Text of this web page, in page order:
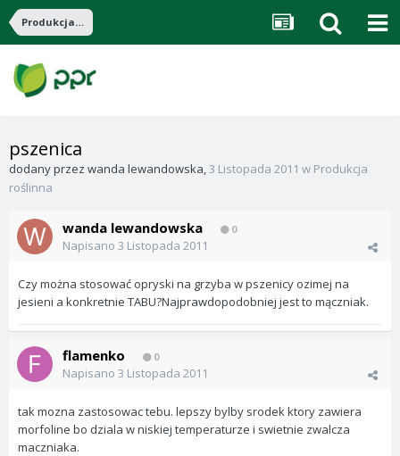
Produkcja roślinna
pszenica
dodany przez wanda lewandowska,3 Listopada 2011 w Produkcja
roślinna
wanda lewandowska 0
Napisano 3 Listopada 2011
Czy można stosować opryski na grzyba w pszenicy ozimej na
jesieni a konkretnie TABU?Najprawdopodobniej jest to mączniak.
flamenko 0
Napisano 3 Listopada 2011
tak mozna zastosowac tebu. lepszy bylby srodek ktory zawiera
morfoline bo dziala w niskiej temperaturze i swietnie zwalcza
maczniaka.